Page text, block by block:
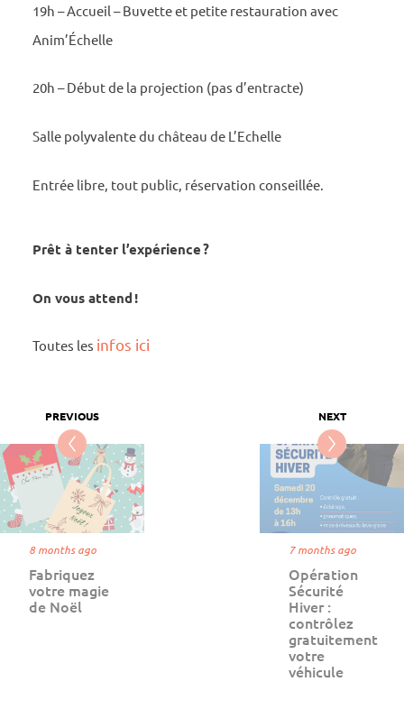
19h – Accueil – Buvette et petite restau­ra­tion avec
Anim’É­chelle
20h – Début de la projec­tion (pas d’en­tracte)
Salle poly­va­lente du château de L’Echelle
Entrée libre, tout public, réser­va­tion conseillée.
Prêt à tenter l’ex­pé­rience ?
On vous attend !
Toutes les infos ici
Fabriquez
votre magie
de Noël
8 months ago
Opération
Sécurité
Hiver :
contrôlez
gratuitement
votre
véhicule
7 months ago